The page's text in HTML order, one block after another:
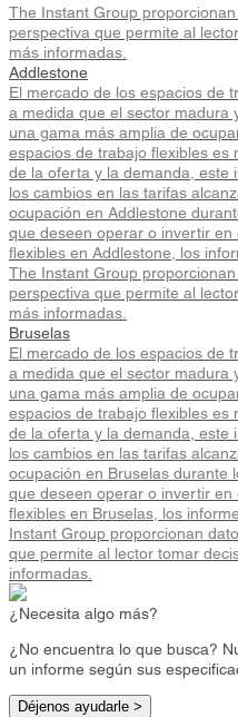
The Instant Group
perspectiva que permite al
más informadas.
Addlestone
El mercado de los espacios de
a medida que el sector madura
una gama más amplia de
espacios de trabajo flexibles es
de la oferta y la demanda, este
los cambios en las tarifas
ocupación en Addlestone
que deseen operar o invertir
flexibles en Addlestone, los
The Instant Group
perspectiva que permite al
más informadas.
Bruselas
El mercado de los espacios de
a medida que el sector madura
una gama más amplia de
espacios de trabajo flexibles es
de la oferta y la demanda, este
los cambios en las tarifas
ocupación en Bruselas durante
que deseen operar o invertir
flexibles en Bruselas, los
Instant Group proporcionan
que permite al lector tomar
informadas.
¿Necesita algo más?
¿No encuentra lo que busca?
un informe según sus
Déjenos ayudarle >